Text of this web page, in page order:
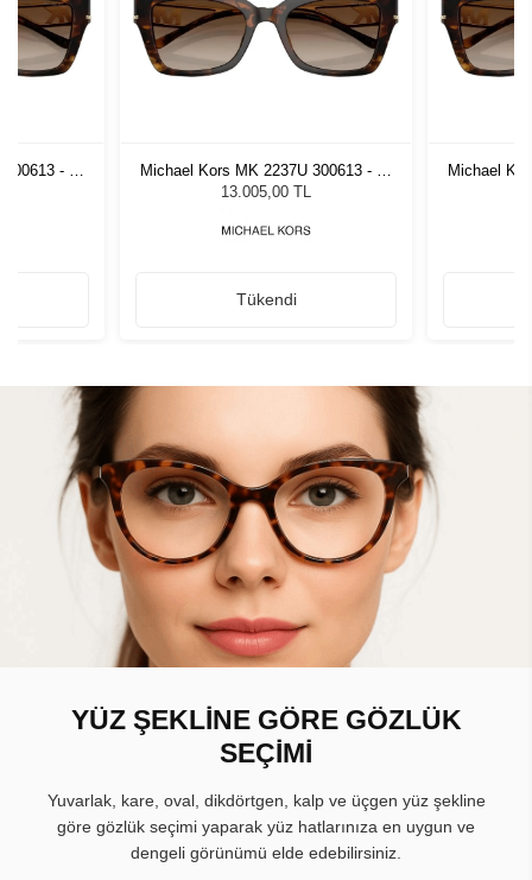
- 52
Michael Kors MK 2237U 300613 - 52
Kadın Güneş Gözlüğü
13.005,00 TL
Tükendi
Michael
YÜZ ŞEKLİNE GÖRE GÖZLÜK
SEÇİMİ
Yuvarlak, kare, oval, dikdörtgen, kalp ve üçgen yüz şekline
göre gözlük seçimi yaparak yüz hatlarınıza en uygun ve
dengeli görünümü elde edebilirsiniz.